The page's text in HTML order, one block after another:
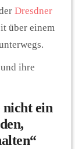
Dresdner
über einem
ihre
nicht ein